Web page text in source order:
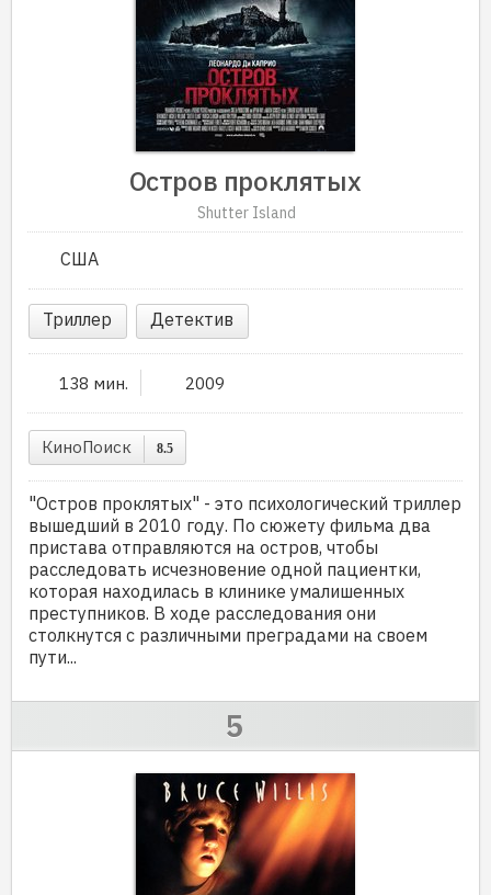
Остров проклятых
Shutter Island
США
Триллер Детектив
138 мин. 2009
КиноПоиск 8.5
"Остров проклятых" - это психологический триллер
вышедший в 2010 году. По сюжету фильма два
пристава отправляются на остров, чтобы
расследовать исчезновение одной пациентки,
которая находилась в клинике умалишенных
преступников. В ходе расследования они
столкнутся с различными преградами на своем
пути...